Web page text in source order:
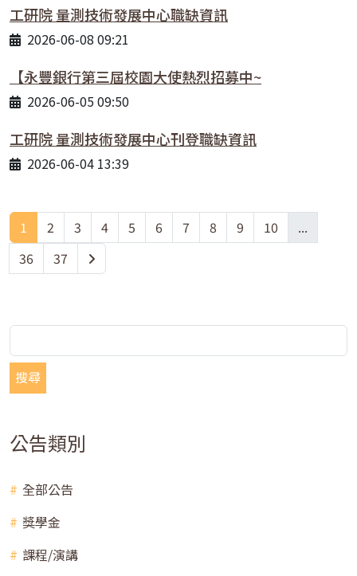
工研院 量測技術發展中心職缺資訊
2026-06-08 09:21
【永豐銀行第三屆校園大使熱烈招募中~
2026-06-05 09:50
工研院 量測技術發展中心刊登職缺資訊
2026-06-04 13:39
1 2 3 4 5 6 7 8 9 10
...
36
37
搜尋
公告類別
全部公告
獎學金
課程/演講